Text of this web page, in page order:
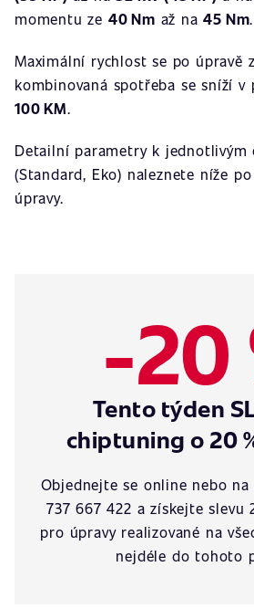
momentu ze 40 Nm až na45 Nm.
Maximální rychlost se po úpravě
kombinovaná spotřeba se sníží v
100 KM.
Detailní parametry k jednotlivým
(Standard, Eko) naleznete níže
úpravy.
-20
Tento týden
chiptuning o 20
Objednejte se online nebo na
737 667 422 a získejte slevu
pro úpravy realizované na
nejdéle do tohoto